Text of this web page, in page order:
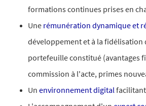
formations continues prises en
Une rémunération dynamique et
développement et à la fidélisation
portefeuille constitué (avantages
commission à l'acte, primes
Un environnement digital